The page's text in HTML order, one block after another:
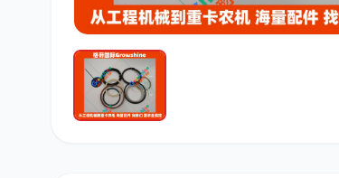
潍柴